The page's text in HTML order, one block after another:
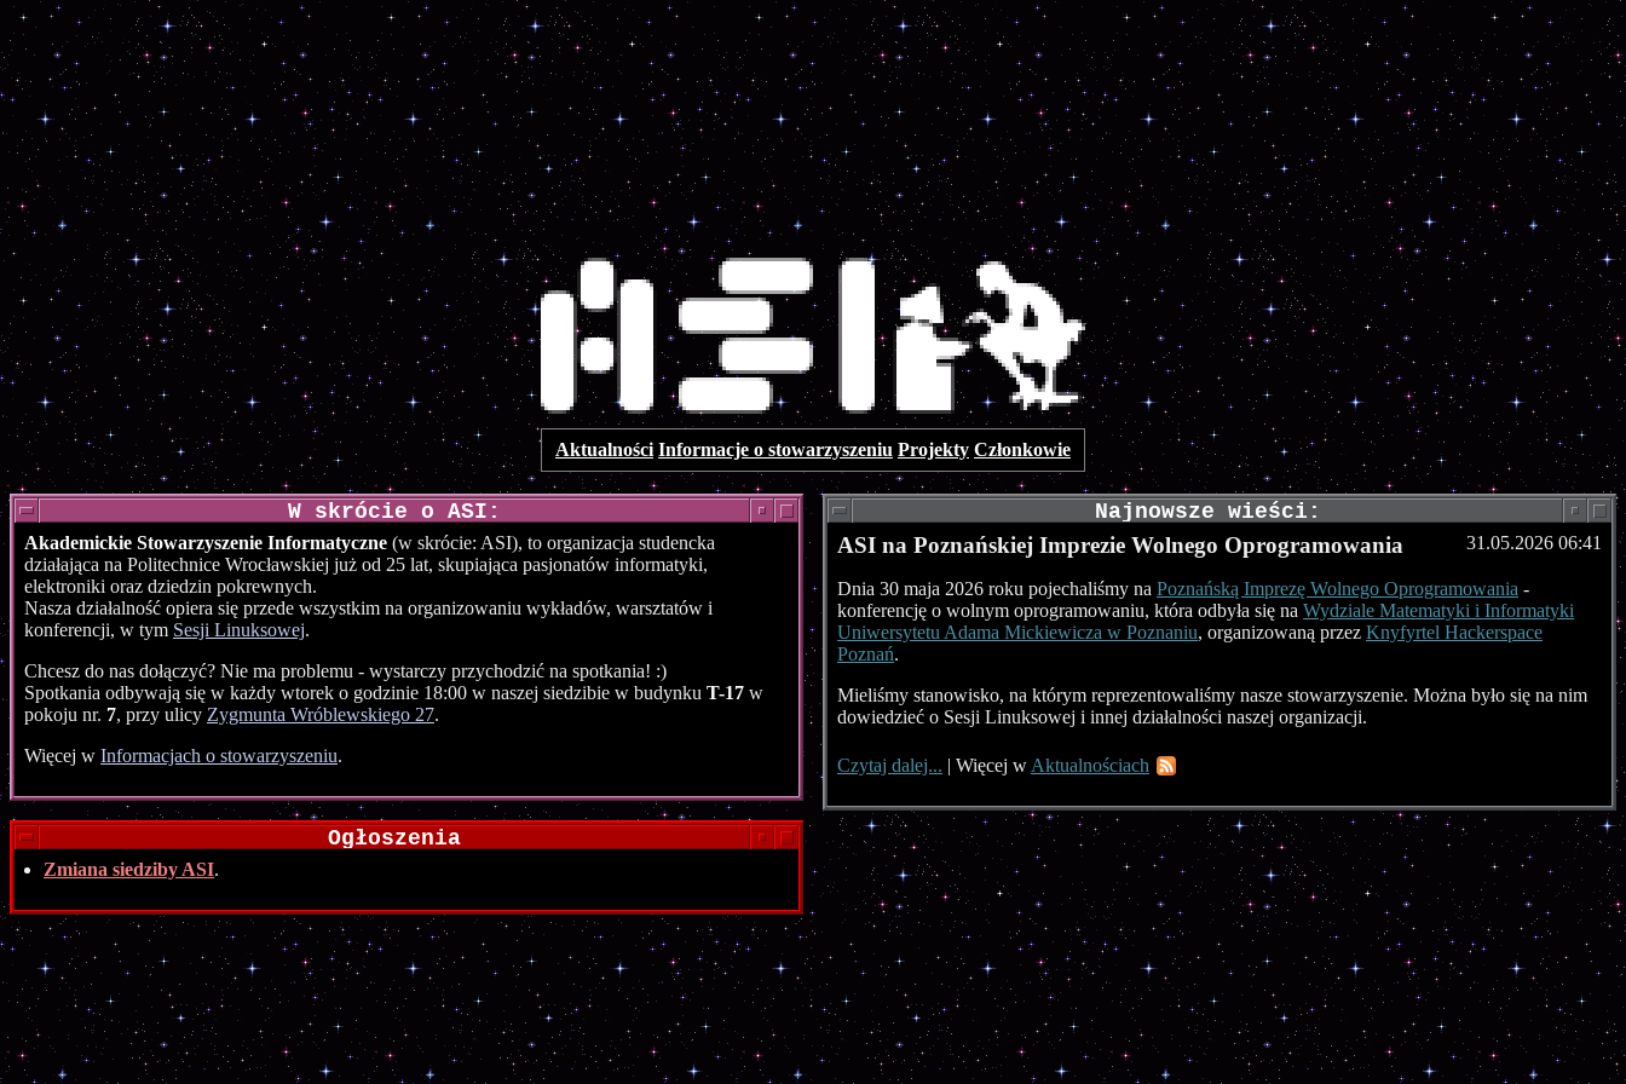
Aktualności Informacje o stowarzyszeniu Projekty Członkowie
W skrócie o ASI:
Akademickie Stowarzyszenie Informatyczne (w skrócie: ASI), to organizacja studencka
działająca na Politechnice Wrocławskiej już od 25 lat, skupiająca pasjonatów informatyki,
elektroniki oraz dziedzin pokrewnych.
Nasza działalność opiera się przede wszystkim na organizowaniu wykładów, warsztatów i
konferencji, w tym Sesji Linuksowej.
Chcesz do nas dołączyć? Nie ma problemu - wystarczy przychodzić na spotkania! :)
Spotkania odbywają się w każdy wtorek o godzinie 18:00 w naszej siedzibie w budynku T-17 w
pokoju nr. 7, przy ulicy Zygmunta Wróblewskiego 27.
Więcej w Informacjach o stowarzyszeniu.
Ogłoszenia
Zmiana siedziby ASI.
Najnowsze wieści:
ASI na Poznańskiej Imprezie Wolnego Oprogramowania 31.05.2026 06:41
Dnia 30 maja 2026 roku pojechaliśmy na Poznańską Imprezę Wolnego Oprogramowania -
konferencję o wolnym oprogramowaniu, która odbyła się na Wydziale Matematyki i Informatyki
Uniwersytetu Adama Mickiewicza w Poznaniu, organizowaną przez Knyfyrtel Hackerspace
Poznań.
Mieliśmy stanowisko, na którym reprezentowaliśmy nasze stowarzyszenie. Można było się na nim
dowiedzieć o Sesji Linuksowej i innej działalności naszej organizacji.
Czytaj dalej... | Więcej w Aktualnościach